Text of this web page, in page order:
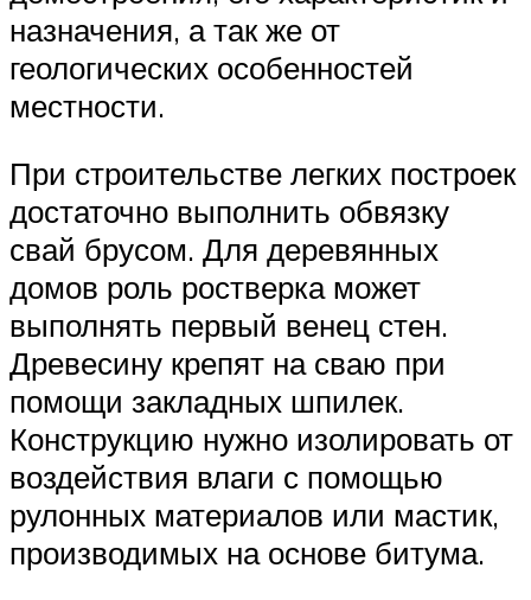
назначения, а так же от
геологических особенностей
местности.
При строительстве легких построек
достаточно выполнить обвязку
свай брусом. Для деревянных
домов роль ростверка может
выполнять первый венец стен.
Древесину крепят на сваю при
помощи закладных шпилек.
Конструкцию нужно изолировать от
воздействия влаги с помощью
рулонных материалов или мастик,
производимых на основе битума.